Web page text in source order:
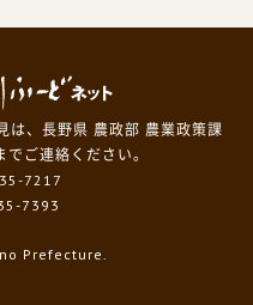
は、長野県 農政部 農業政策課
ご連絡ください。
7217
7393
Prefecture.